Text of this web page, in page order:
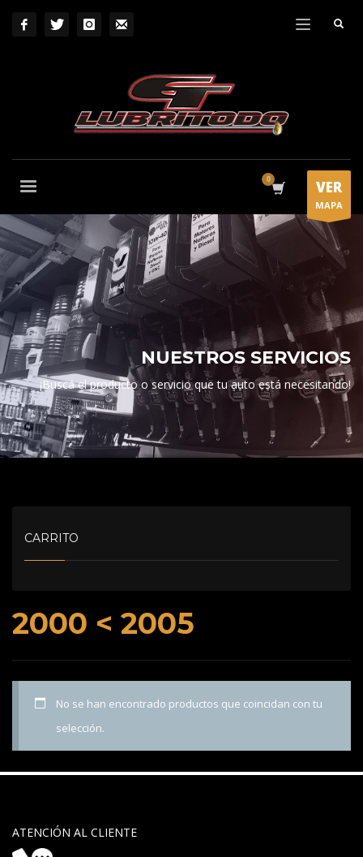
VER
MAPA
NUESTROS SERVICIOS
¡Buscá el producto o servicio que tu auto está necesitando!
2000 < 2005
No se han encontrado productos que coincidan con tu
selección.
CARRITO
ATENCIÓN AL CLIENTE